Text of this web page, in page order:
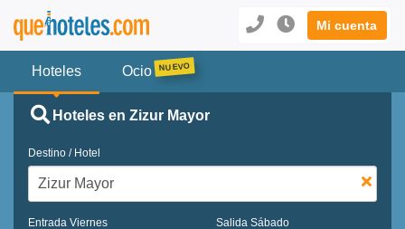
Mi cuenta
Hoteles Ocio
Hoteles en Zizur Mayor
Destino / Hotel
Entrada Viernes Salida Sábado